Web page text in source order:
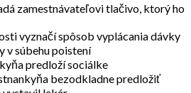
zamestnávateľovi tlačivo, ktorý ho
vyznačí spôsob vyplácania dávky
v súbehu poistení
predloží sociálke
bezodkladne predložiť